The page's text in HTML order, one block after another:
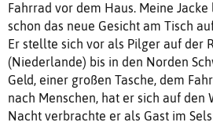
Fahrrad vor dem Haus. Meine
schon das neue Gesicht am Tisch
Er stellte sich vor als Pilger auf der
(Niederlande) bis in den Norden
Geld, einer großen Tasche, dem
nach Menschen, hat er sich auf den
Nacht verbrachte er als Gast im